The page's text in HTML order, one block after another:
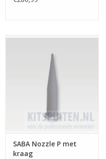
SABA Nozzle P met
kraag